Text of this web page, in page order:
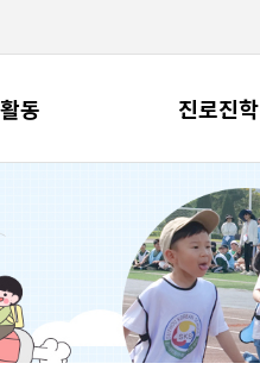
동 진로진학